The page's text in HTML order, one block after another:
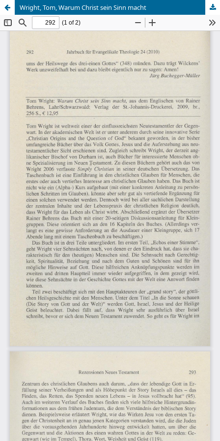
Wright, Tom, Warum Christ sein Sinn macht